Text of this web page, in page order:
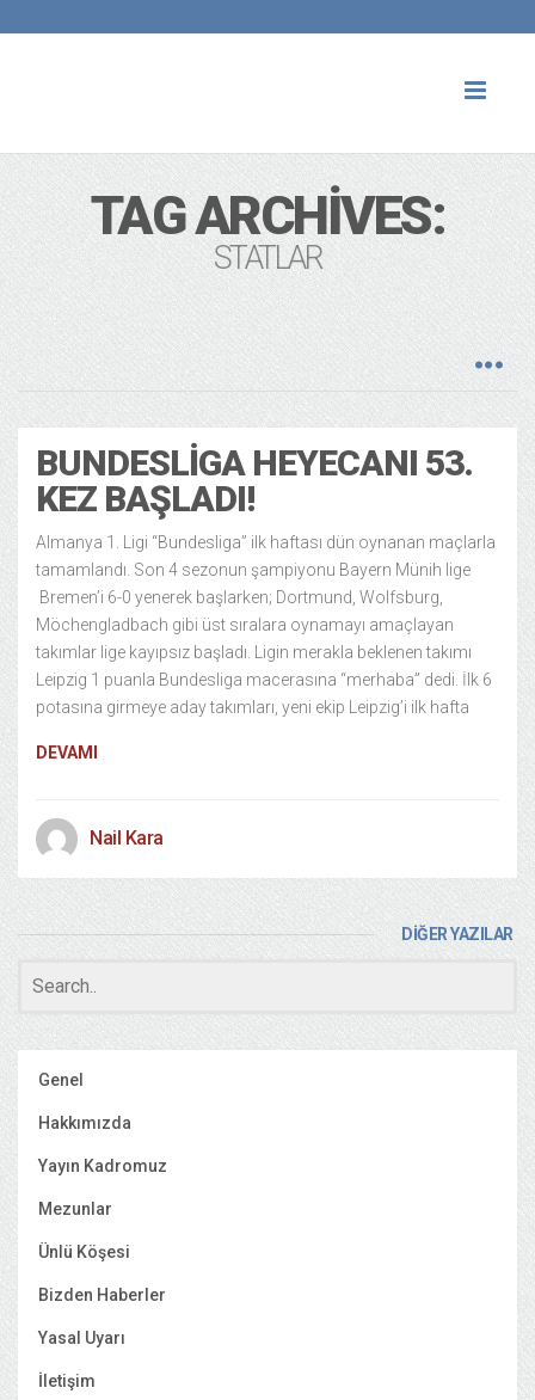
TAG ARCHIVES:
STATLAR
BUNDESLIGA HEYECANI 53.
KEZ BAŞLADI!
Almanya 1. Ligi “Bundesliga” ilk haftası dün oynanan maçlarla
tamamlandı. Son 4 sezonun şampiyonu Bayern Münih lige
Bremen’i 6-0 yenerek başlarken; Dortmund, Wolfsburg,
Möchengladbach gibi üst sıralara oynamayı amaçlayan
takımlar lige kayıpsız başladı. Ligin merakla beklenen takımı
Leipzig 1 puanla Bundesliga macerasına “merhaba” dedi. İlk 6
potasına girmeye aday takımları, yeni ekip Leipzig’i ilk hafta
DEVAMI
Nail Kara
DİĞER YAZILAR
Genel
Hakkımızda
Yayın Kadromuz
Mezunlar
Ünlü Köşesi
Bizden Haberler
Yasal Uyarı
İletişim